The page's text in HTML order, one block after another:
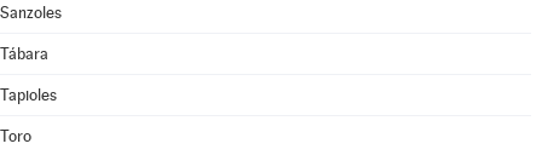
Sanzoles
Tábara
Tapioles
Toro